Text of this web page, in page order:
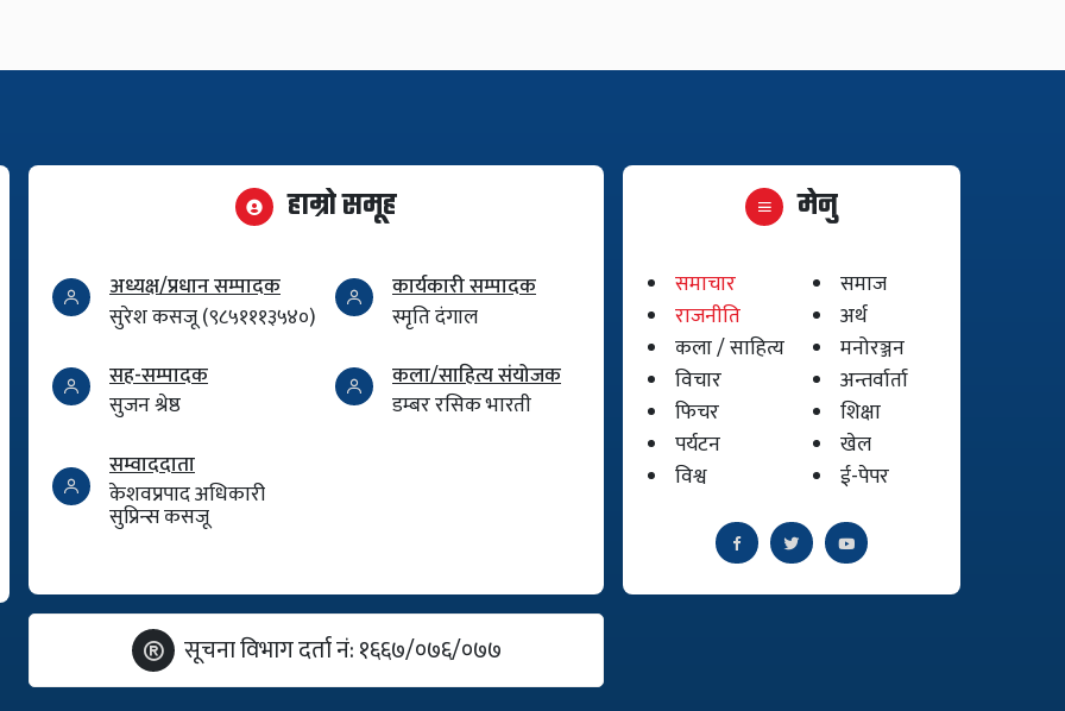
हाम्रो समूह
अध्यक्ष/प्रधान सम्पादक
सुरेश कसजू (९८५१११३५४०)
कार्यकारी सम्पादक
स्मृति दंगाल
सह-सम्पादक
सुजन श्रेष्ठ
कला/साहित्य संयोजक
डम्बर रसिक भारती
सम्वाददाता
केशवप्रपाद अधिकारी
सुप्रिन्स कसजू
सूचना विभाग दर्ता नं: १६६७/०७६/०७७
मेनु
समाचार
समाज
राजनीति
अर्थ
कला / साहित्य
मनोरञ्जन
विचार
अन्तर्वार्ता
फिचर
शिक्षा
पर्यटन
खेल
विश्व
ई-पेपर